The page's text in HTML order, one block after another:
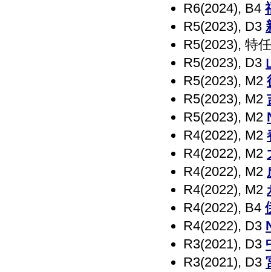
R6(2024), B4
R5(2023), D3
R5(2023), 特
R5(2023), D3
R5(2023), M2
R5(2023), M2
R5(2023), M2
R4(2022), M2
R4(2022), M2
R4(2022), M2
R4(2022), M2
R4(2022), B4
R4(2022), D3
R3(2021), D3
R3(2021), D3